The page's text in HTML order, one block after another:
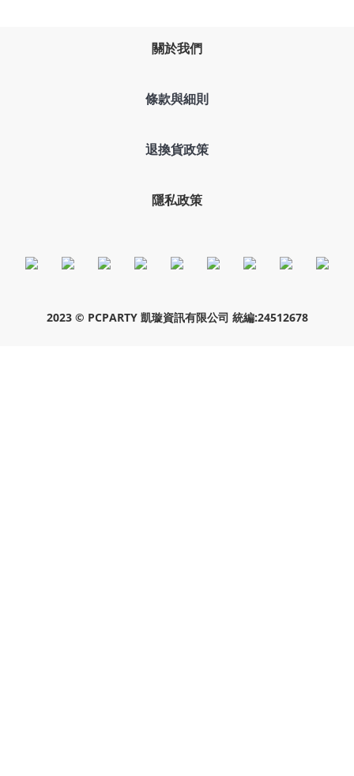
關於我們
條款與細則
退換貨政策
隱私政策
2023 © PCPARTY 凱璇資訊有限公司 統編:24512678